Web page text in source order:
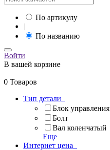
По артикулу
|
По названию
Войти
В вашей корзине
0 Товаров
Тип детали
Блок управления
Болт
Вал коленчатый
Еще
Интернет цена